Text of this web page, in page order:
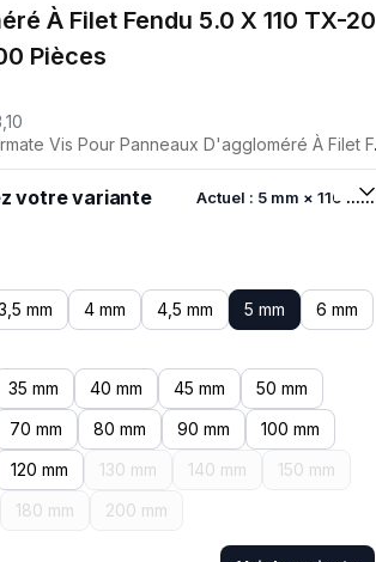
À Filet Fendu 5.0 X 110 TX-20
Pièces
Vis Pour Panneaux D'aggloméré À Filet Fendu 5.0 X 110 TX-20 Zingué 200 Pièces
votre variante Actuel : 5 mm × 110 mm
mm 4 mm 4,5 mm 5 mm 6 mm
35 mm 40 mm 45 mm
50 mm
70 mm 80 mm 90 mm
100 mm
120 mm 130 mm 140 mm
150 mm
180 mm 200 mm